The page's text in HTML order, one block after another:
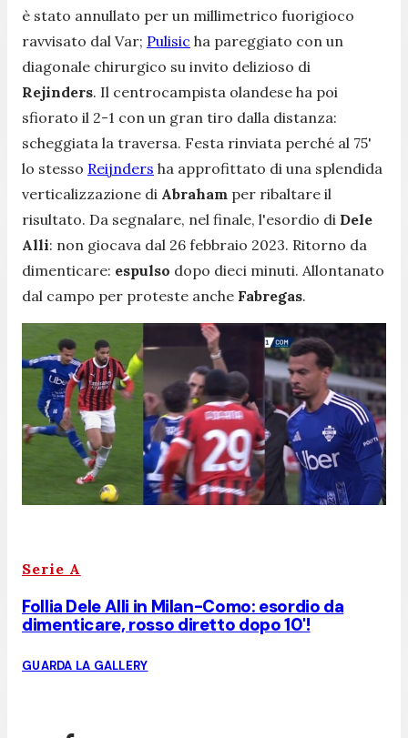
è stato annullato per un millimetrico fuorigioco
ravvisato dal Var; Pulisic ha pareggiato con un
diagonale chirurgico su invito delizioso di
Rejinders. Il centrocampista olandese ha poi
sfiorato il 2-1 con un gran tiro dalla distanza:
scheggiata la traversa. Festa rinviata perché al 75'
lo stesso Reijnders ha approfittato di una splendida
verticalizzazione di Abraham per ribaltare il
risultato. Da segnalare, nel finale, l'esordio di Dele
Alli: non giocava dal 26 febbraio 2023. Ritorno da
dimenticare: espulso dopo dieci minuti. Allontanato
dal campo per proteste anche Fabregas.
Serie A
Follia Dele Alli in Milan-Como: esordio da
dimenticare, rosso diretto dopo 10'!
GUARDA LA GALLERY